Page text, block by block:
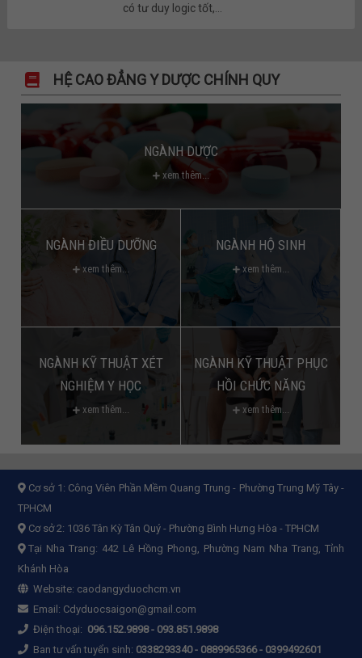
có tư duy logic tốt,...
HỆ CAO ĐẲNG Y DƯỢC CHÍNH QUY
NGÀNH DƯỢC
xem thêm...
NGÀNH ĐIỀU DƯỠNG
xem thêm...
NGÀNH HỘ SINH
xem thêm...
NGÀNH KỸ THUẬT XÉT
NGHIỆM Y HỌC
xem thêm...
NGÀNH KỸ THUẬT PHỤC
HỒI CHỨC NĂNG
xem thêm...
Cơ sở 1: Công Viên Phần Mềm Quang Trung - Phường Trung Mỹ Tây -
TPHCM
Cơ sở 2: 1036 Tân Kỳ Tân Quý - Phường Bình Hưng Hòa - TPHCM
Tại Nha Trang: 442 Lê Hồng Phong, Phường Nam Nha Trang, Tỉnh
Khánh Hòa
Website: caodangyduochcm.vn
Email: Cdyduocsaigon@gmail.com
Điện thoại: 096.152.9898- 093.851.9898
Ban tư vấn tuyển sinh: 0338293340 - 0889965366 - 0399492601